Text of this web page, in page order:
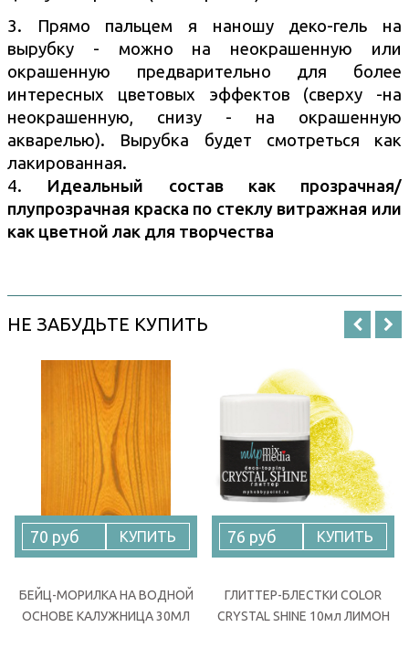
3. Прямо пальцем я наношу деко-гель на
вырубку - можно на неокрашенную или
окрашенную предварительно для более
интересных цветовых эффектов (сверху -на
неокрашенную, снизу - на окрашенную
акварелью). Вырубка будет смотреться как
лакированная.
4. Идеальный состав как прозрачная/
плупрозрачная краска по стеклу витражная или
как цветной лак для творчества
НЕ ЗАБУДЬТЕ КУПИТЬ
70 руб КУПИТЬ
БЕЙЦ-МОРИЛКА НА ВОДНОЙ
ОСНОВЕ КАЛУЖНИЦА 30МЛ
76 руб КУПИТЬ
ГЛИТТЕР-БЛЕСТКИ COLOR
CRYSTAL SHINE 10мл ЛИМОН